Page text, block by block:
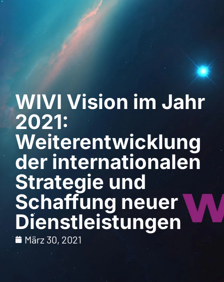
WIVI Vision im Jahr
2021:
Weiterentwicklung
der internationalen
Strategie und
Schaffung neuer
Dienstleistungen
März 30, 2021